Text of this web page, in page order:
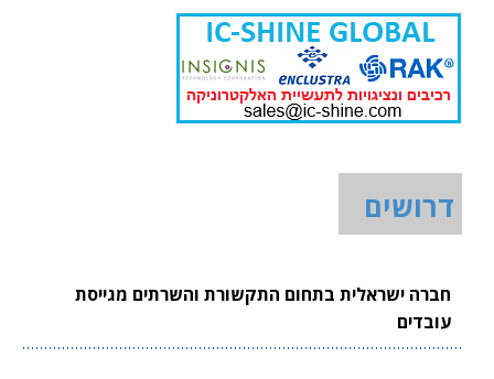
דרושים
חברה ישראלית בתחום התקשורת והשרתים מגייסת
עובדים